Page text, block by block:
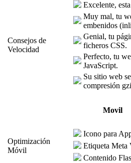
Consejos de
Velocidad
Excelente,
Muy mal, tu
embenidos
Genial, tu
ficheros CSS.
Perfecto, tu
JavaScript.
Su sitio web
compresión
Movil
Optimización
Móvil
Icono para
Etiqueta Meta
Contenido